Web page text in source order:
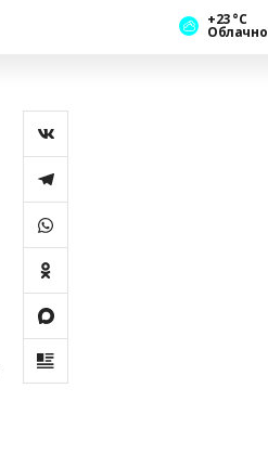
+23 °С
Облачно